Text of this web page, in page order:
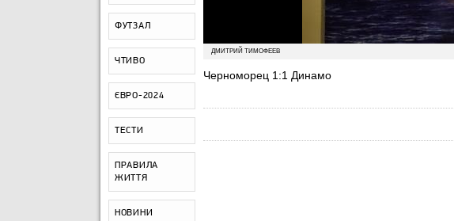
ФУТЗАЛ
ЧТИВО
ЄВРО-2024
ТЕСТИ
ПРАВИЛА
ЖИТТЯ
НОВИНИ
ДМИТРИЙ ТИМОФЕЕВ
Черноморец 1:1 Динамо